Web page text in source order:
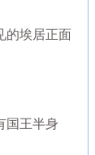
的埃居正面
国王半身